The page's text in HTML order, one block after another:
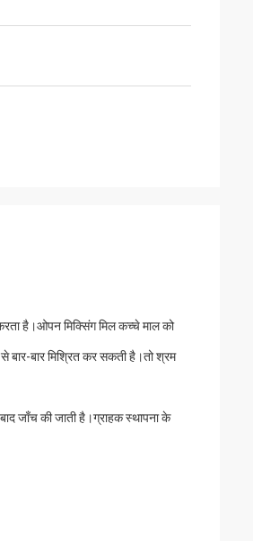
है।ओपन मिक्सिंग मिल कच्चे माल को
बार-बार मिश्रित कर सकती है।तो श्रम
जाँच की जाती है।ग्राहक स्थापना के